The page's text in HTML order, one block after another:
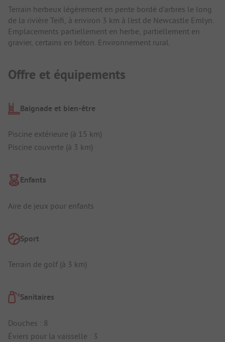
Terrain herbeux légèrement en pente bordé d'arbres le long
de la rivière Teifi, à environ 3 km à l'est de Newcastle Emlyn.
Emplacements partiellement en herbe, partiellement en
gravier, certains en béton. Environnement rural.
Offre et équipements
Baignade et bien-être
Piscine extérieure (à 15 km)
Piscine couverte (à 3 km)
Enfants
Aire de jeux pour enfants
Sport
Terrain de golf (à 3 km)
Sanitaires
Douches : 8
Éviers pour la vaisselle : 3